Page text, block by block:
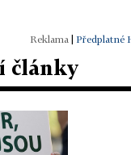
Předplatné
články